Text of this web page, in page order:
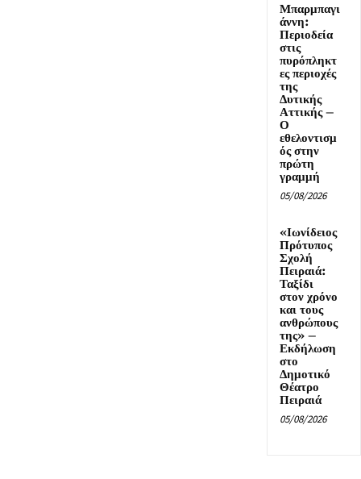
Μπαρμπαγι
άννη:
Περιοδεία
στις
πυρόπληκτ
ες περιοχές
της
Δυτικής
Αττικής –
Ο
εθελοντισμ
ός στην
πρώτη
γραμμή
05/08/2026
«Ιωνίδειος
Πρότυπος
Σχολή
Πειραιά:
Ταξίδι
στον χρόνο
και τους
ανθρώπους
της» –
Εκδήλωση
στο
Δημοτικό
Θέατρο
Πειραιά
05/08/2026